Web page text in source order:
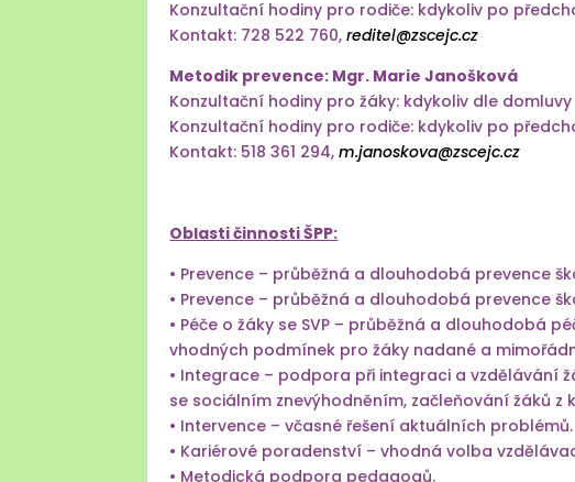
Konzultační hodiny pro rodiče: kdykoliv po
Kontakt: 728 522 760, reditel@zscejc.cz
Metodik prevence: Mgr. Marie Janošková
Konzultační hodiny pro žáky: kdykoliv dle domluvy
Konzultační hodiny pro rodiče: kdykoliv po
Kontakt: 518 361 294,m.janoskova@zscejc.cz
Oblasti činnosti ŠPP:
• Prevence – průběžná a dlouhodobá prevence
• Prevence – průběžná a dlouhodobá prevence
• Péče o žáky se SVP – průběžná a dlouhodobá
vhodných podmínek pro žáky nadané a
• Integrace – podpora při integraci a vzdělávání
se sociálním znevýhodněním, začleňování žáků
• Intervence – včasné řešení aktuálních problémů.
• Kariérové poradenství – vhodná volba
• Metodická podpora pedagogů.